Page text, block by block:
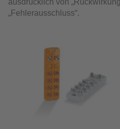
„Fehlerausschluss“.